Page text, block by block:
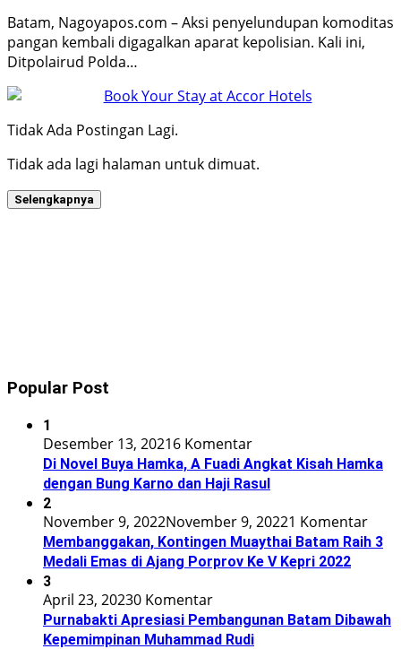
Batam, Nagoyapos.com – Aksi penyelundupan komoditas
pangan kembali digagalkan aparat kepolisian. Kali ini,
Ditpolairud Polda…
Tidak Ada Postingan Lagi.
Tidak ada lagi halaman untuk dimuat.
Selengkapnya
Popular Post
1
Desember 13, 20216 Komentar
Di Novel Buya Hamka, A Fuadi Angkat Kisah Hamka
dengan Bung Karno dan Haji Rasul
2
November 9, 2022November 9, 20221 Komentar
Membanggakan, Kontingen Muaythai Batam Raih 3
Medali Emas di Ajang Porprov Ke V Kepri 2022
3
April 23, 20230 Komentar
Purnabakti Apresiasi Pembangunan Batam Dibawah
Kepemimpinan Muhammad Rudi